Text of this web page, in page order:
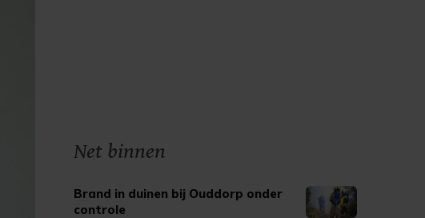
Net binnen
Brand in duinen bij Ouddorp onder
controle